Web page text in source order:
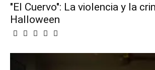
"El Cuervo": La violencia y la
Halloween